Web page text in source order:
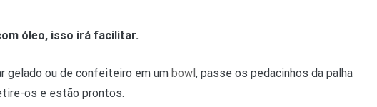
óleo, isso irá facilitar.
gelado ou de confeiteiro em um bowl , passe os pedacinhos da palha
os e estão prontos.